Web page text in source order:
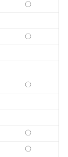
〇
〇
〇
〇
〇